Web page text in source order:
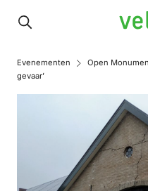
Evenementen
Open
gevaar’